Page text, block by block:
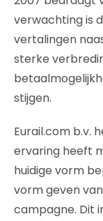
verwachting is
vertalingen
sterke
stijgen.
Eurail.com b.v.
ervaring heeft
huidige vorm
vorm geven
campagne. Dit